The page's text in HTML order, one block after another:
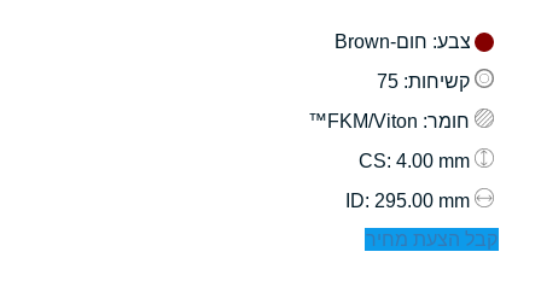
צבע: חום-Brown
קשיחות: 75
חומר: FKM/Viton™
: 4.00 mm
: 295.00 mm
קבל הצעת מחיר